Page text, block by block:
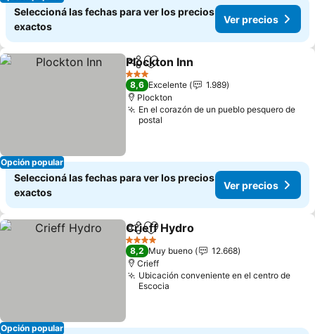
Seleccioná las fechas para ver los precios
exactos
Ver precios
Opción popular
CompartirAñadir a favoritos
Plockton Inn
3 Estrellas
8,6 Excelente
1.989
Plockton
En el corazón de un pueblo pesquero de
postal
Seleccioná las fechas para ver los precios
exactos
Ver precios
Opción popular
CompartirAñadir a favoritos
Crieff Hydro
4 Estrellas
8,2 Muy bueno
12.668
Crieff
Ubicación conveniente en el centro de
Escocia